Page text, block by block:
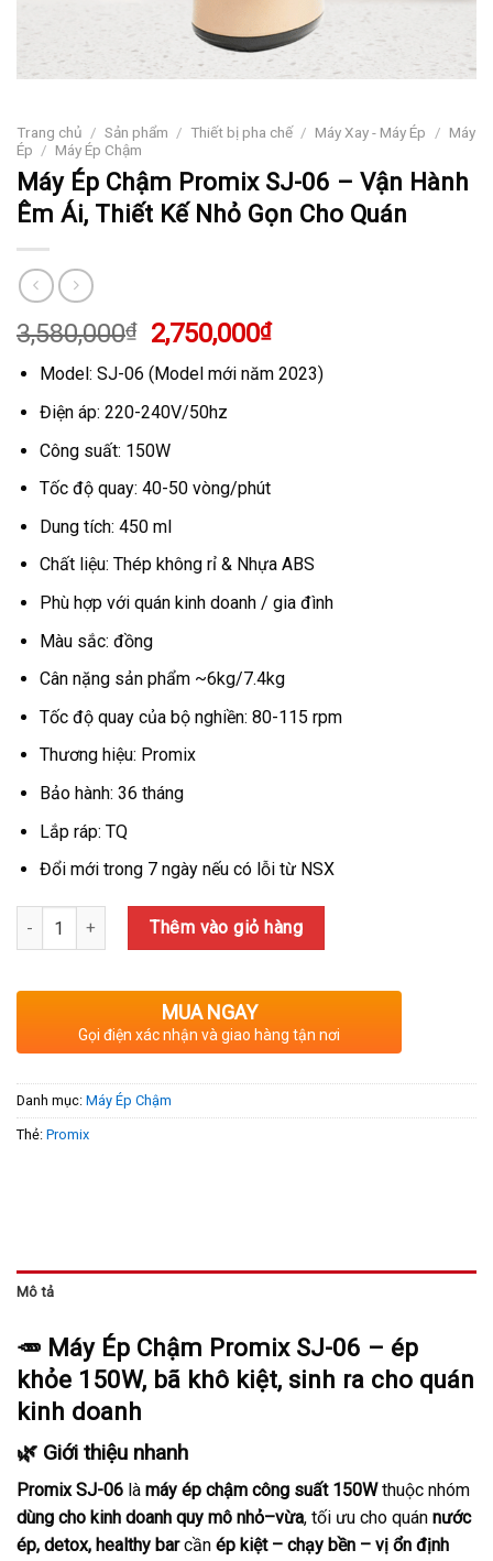
Trang chủ / Sản phẩm / Thiết bị pha chế / Máy Xay - Máy Ép / Máy
Ép / Máy Ép Chậm
Máy Ép Chậm Promix SJ-06 – Vận Hành
Êm Ái, Thiết Kế Nhỏ Gọn Cho Quán
3,580,000₫
Giá
gốc
là:
3,580,000₫.
2,750,000₫Giá
hiện
tại
Model: SJ-06 (Model mới năm 2023)
Điện áp: 220-240V/50hz
Công suất: 150W
Tốc độ quay: 40-50 vòng/phút
Dung tích: 450 ml
Chất liệu: Thép không rỉ & Nhựa ABS
Phù hợp với quán kinh doanh / gia đình
Màu sắc: đồng
Cân nặng sản phẩm ~6kg/7.4kg
Tốc độ quay của bộ nghiền: 80-115 rpm
Thương hiệu: Promix
Bảo hành: 36 tháng
Lắp ráp: TQ
Đổi mới trong 7 ngày nếu có lỗi từ NSX
Số lượng Thêm vào giỏ hàng
MUA NGAY
Gọi điện xác nhận và giao hàng tận nơi
Danh mục: Máy Ép Chậm
Thẻ: Promix
Mô tả
🥕 Máy Ép Chậm Promix SJ-06 – ép
khỏe 150W, bã khô kiệt, sinh ra cho quán
kinh doanh
🌿 Giới thiệu nhanh
Promix SJ-06 là máy ép chậm công suất 150Wthuộc nhóm
dùng cho kinh doanh quy mô nhỏ–vừa, tối ưu cho quán nước
ép, detox, healthy barcần ép kiệt – chạy bền – vị ổn định